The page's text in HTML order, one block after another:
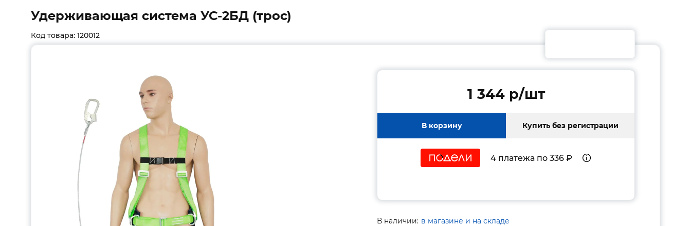
Удерживающая система УС-2БД (трос)
Код товара: 120012
1 344 p/шт
В корзину Купить без регистрации
4 платежа по 336 ₽
В наличии: в магазине и на складе